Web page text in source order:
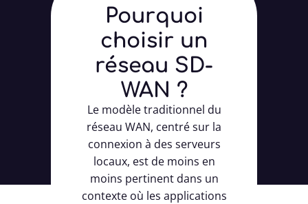
Pourquoi
choisir un
réseau SD-
WAN ?
Le modèle traditionnel du
réseau WAN, centré sur la
connexion à des serveurs
locaux, est de moins en
moins pertinent dans un
contexte où les applications